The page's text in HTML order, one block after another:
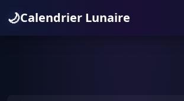
🌙Calendrier Lunaire